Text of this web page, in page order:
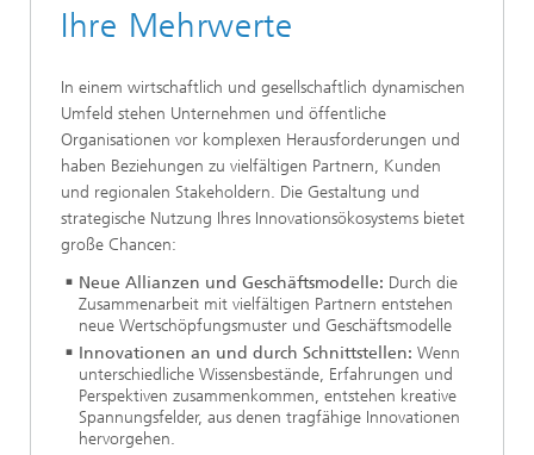
Ihre Mehrwerte
In einem wirtschaftlich und gesellschaftlich dynamischen
Umfeld stehen Unternehmen und öffentliche
Organisationen vor komplexen Herausforderungen und
haben Beziehungen zu vielfältigen Partnern, Kunden
und regionalen Stakeholdern. Die Gestaltung und
strategische Nutzung Ihres Innovationsökosystems bietet
große Chancen:
Neue Allianzen und Geschäftsmodelle: Durch die
Zusammenarbeit mit vielfältigen Partnern entstehen
neue Wertschöpfungsmuster und Geschäftsmodelle
Innovationen an und durch Schnittstellen: Wenn
unterschiedliche Wissensbestände, Erfahrungen und
Perspektiven zusammenkommen, entstehen kreative
Spannungsfelder, aus denen tragfähige Innovationen
hervorgehen.